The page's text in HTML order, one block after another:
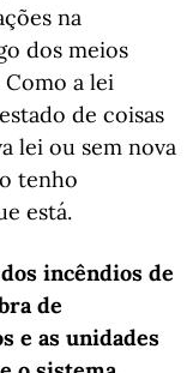
na
dos meios
Como a lei
de coisas
lei ou sem nova
tenho
está.
incêndios de
de
e as unidades